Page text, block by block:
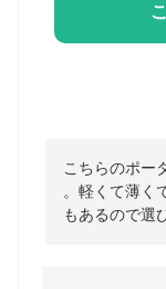
こちらのポー
。軽くて薄く
もあるので選